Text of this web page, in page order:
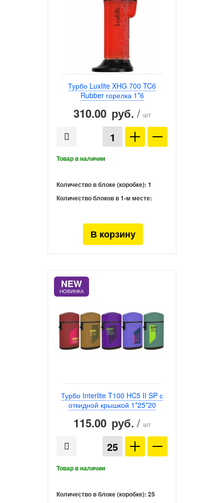
Турбо Luxlite XHG 700 TC6
Rubber горелка 1*6
310.00 руб. / шт
Количество в блоке (коробке): 1
Количество блоков в 1-м месте:
NEW
НОВИНКА
Турбо Interlite T100 HC5 II SP с
откидной крышкой 1*25*20
115.00 руб. / шт
Количество в блоке (коробке): 25